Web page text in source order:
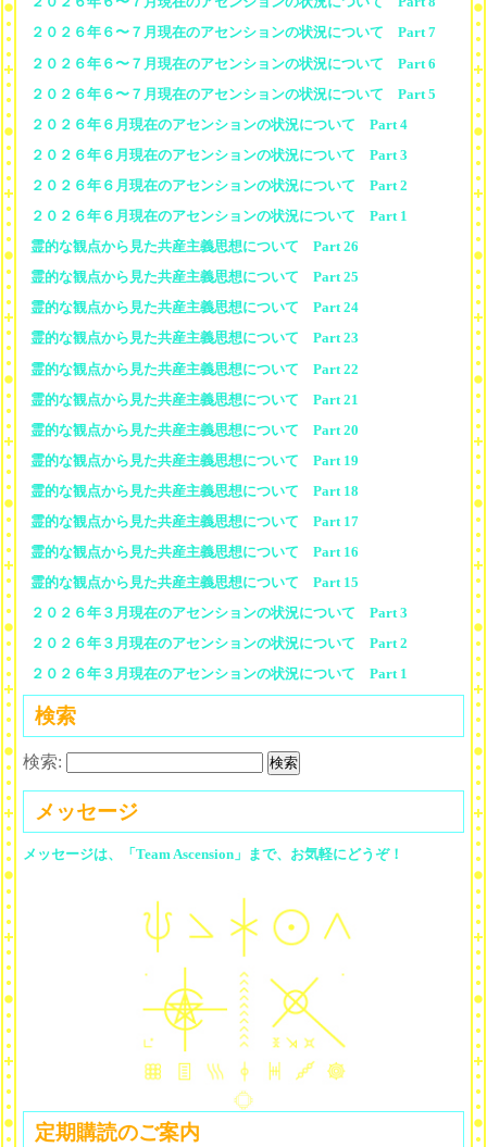
２０２６年６〜７月現在のアセンションの状況について Part 7
２０２６年６〜７月現在のアセンションの状況について Part 6
２０２６年６〜７月現在のアセンションの状況について Part 5
２０２６年６月現在のアセンションの状況について Part 4
２０２６年６月現在のアセンションの状況について Part 3
２０２６年６月現在のアセンションの状況について Part 2
２０２６年６月現在のアセンションの状況について Part 1
霊的な観点から見た共産主義思想について Part 26
霊的な観点から見た共産主義思想について Part 25
霊的な観点から見た共産主義思想について Part 24
霊的な観点から見た共産主義思想について Part 23
霊的な観点から見た共産主義思想について Part 22
霊的な観点から見た共産主義思想について Part 21
霊的な観点から見た共産主義思想について Part 20
霊的な観点から見た共産主義思想について Part 19
霊的な観点から見た共産主義思想について Part 18
霊的な観点から見た共産主義思想について Part 17
霊的な観点から見た共産主義思想について Part 16
霊的な観点から見た共産主義思想について Part 15
２０２６年３月現在のアセンションの状況について Part 3
２０２６年３月現在のアセンションの状況について Part 2
２０２６年３月現在のアセンションの状況について Part 1
検索
検索:
メッセージ
メッセージは、「Team Ascension」まで、お気軽にどうぞ！
定期購読のご案内